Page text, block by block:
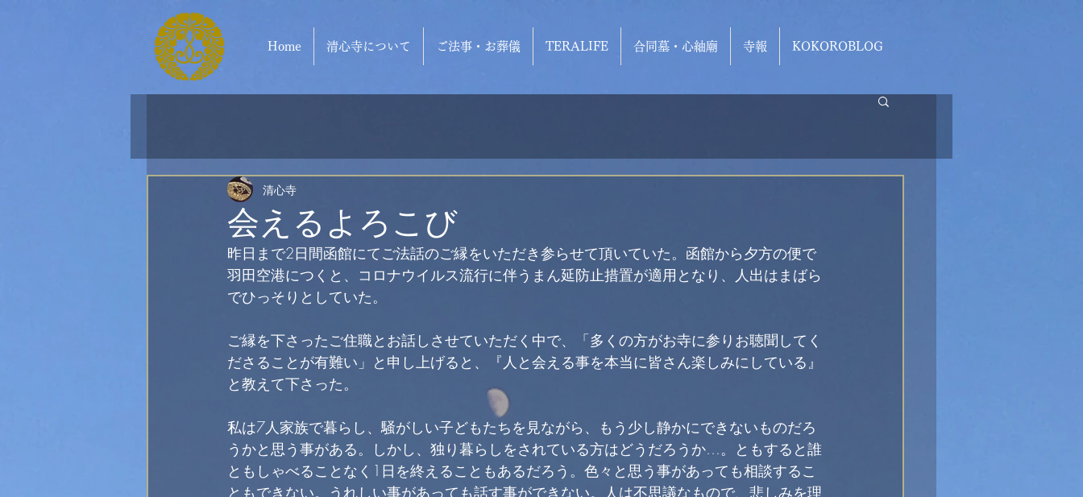
Home 清心寺について ご法事・お葬儀 TERALIFE 合同墓・心紬廟 寺報 KOKOROBLOG
会えるよろこび
清心寺
昨日まで2日間函館にてご法話のご縁をいただき参らせて頂いていた。函館から夕方の便で
羽田空港につくと、コロナウイルス流行に伴うまん延防止措置が適用となり、人出はまばら
でひっそりとしていた。
ご縁を下さったご住職とお話しさせていただく中で、「多くの方がお寺に参りお聴聞してく
ださることが有難い」と申し上げると、『人と会える事を本当に皆さん楽しみにしている』
と教えて下さった。
私は7人家族で暮らし、騒がしい子どもたちを見ながら、もう少し静かにできないものだろ
うかと思う事がある。しかし、独り暮らしをされている方はどうだろうか…。ともすると誰
ともしゃべることなく1日を終えることもあるだろう。色々と思う事があっても相談するこ
ともできない。うれしい事があっても話す事ができない。人は不思議なもので、悲しみを理